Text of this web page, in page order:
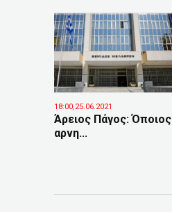
18:00,25.06.2021
Άρειος Πάγος: Όποιος
αρνη...